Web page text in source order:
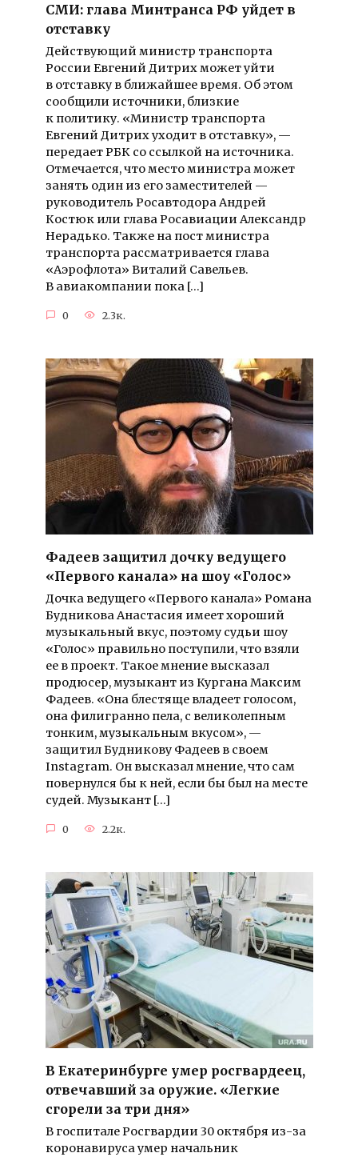
СМИ: глава Минтранса РФ уйдет в
отставку
Действующий министр транспорта
России Евгений Дитрих может уйти
в отставку в ближайшее время. Об этом
сообщили источники, близкие
к политику. «Министр транспорта
Евгений Дитрих уходит в отставку», —
передает РБК со ссылкой на источника.
Отмечается, что место министра может
занять один из его заместителей —
руководитель Росавтодора Андрей
Костюк или глава Росавиации Александр
Нерадько. Также на пост министра
транспорта рассматривается глава
«Аэрофлота» Виталий Савельев.
В авиакомпании пока […]
0 2.3к.
Фадеев защитил дочку ведущего
«Первого канала» на шоу «Голос»
Дочка ведущего «Первого канала» Романа
Будникова Анастасия имеет хороший
музыкальный вкус, поэтому судьи шоу
«Голос» правильно поступили, что взяли
ее в проект. Такое мнение высказал
продюсер, музыкант из Кургана Максим
Фадеев. «Она блестяще владеет голосом,
она филигранно пела, с великолепным
тонким, музыкальным вкусом», —
защитил Будникову Фадеев в своем
Instagram. Он высказал мнение, что сам
повернулся бы к ней, если бы был на месте
судей. Музыкант […]
0 2.2к.
В Екатеринбурге умер росгвардеец,
отвечавший за оружие. «Легкие
сгорели за три дня»
В госпитале Росгвардии 30 октября из-за
коронавируса умер начальник